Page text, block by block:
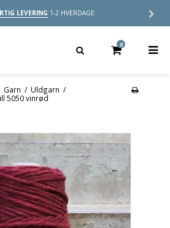
LEVERING 1-2 HVERDAGE
0
Garn / Uldgarn /
5050 vinrød